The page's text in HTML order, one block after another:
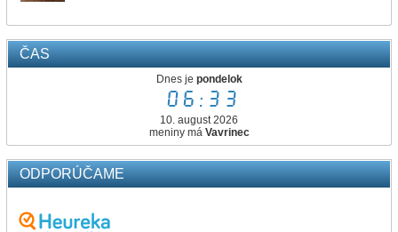
ČAS
Dnes je pondelok
06:33
10. august 2026
meniny má Vavrinec
ODPORÚČAME